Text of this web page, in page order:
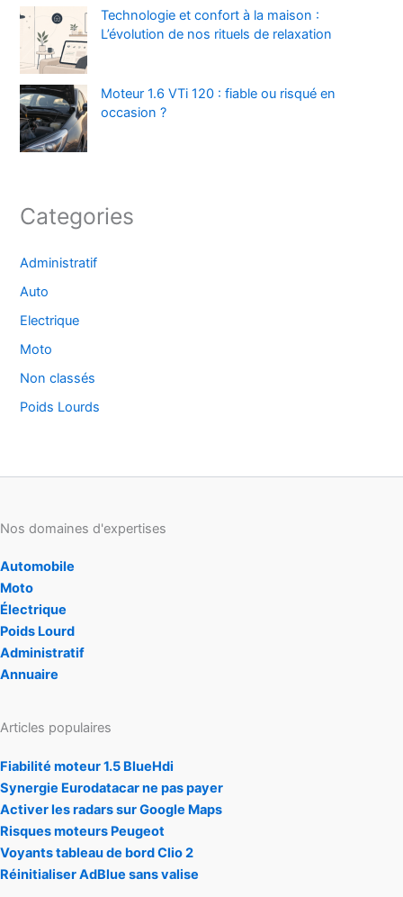
Technologie et confort à la maison :
L’évolution de nos rituels de relaxation
Moteur 1.6 VTi 120 : fiable ou risqué en
occasion ?
Categories
Administratif
Auto
Electrique
Moto
Non classés
Poids Lourds
Nos domaines d'expertises
Automobile
Moto
Électrique
Poids Lourd
Administratif
Annuaire
Articles populaires
Fiabilité moteur 1.5 BlueHdi
Synergie Eurodatacar ne pas payer
Activer les radars sur Google Maps
Risques moteurs Peugeot
Voyants tableau de bord Clio 2
Réinitialiser AdBlue sans valise